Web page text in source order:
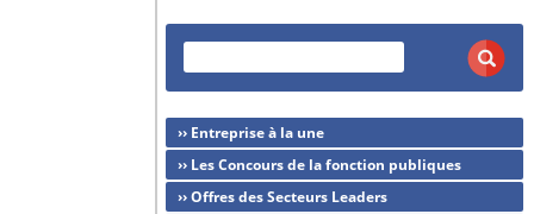
›› Entreprise à la une
›› Les Concours de la fonction publiques
›› Offres des Secteurs Leaders